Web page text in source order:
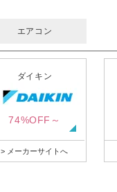
エアコン
ダイキン
74%OFF～
> メーカーサイトへ